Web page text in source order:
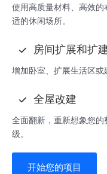
使用高质量材料、高效
适的休闲场所。
房间扩展和扩
增加卧室、扩展生活区或
全屋改建
全面翻新，重新想象您
级。
开始您的项目